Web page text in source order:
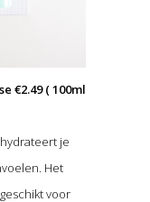
€2.49 ( 100ml
je
Het
voor